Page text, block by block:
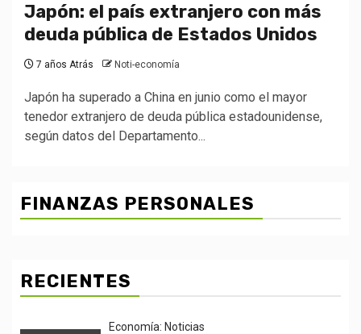
Japón: el país extranjero con más
deuda pública de Estados Unidos
7 años Atrás Noti-economía
Japón ha superado a China en junio como el mayor
tenedor extranjero de deuda pública estadounidense,
según datos del Departamento...
FINANZAS PERSONALES
RECIENTES
Economía: Noticias